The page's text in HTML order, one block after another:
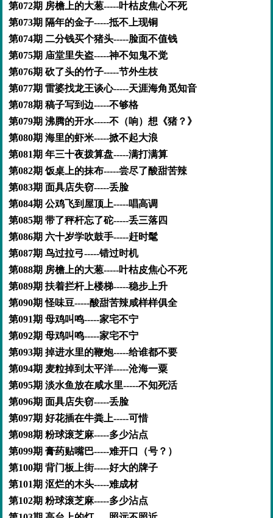
第072期 房檐上的大葱-----叶枯皮焦心不死
第073期 隔年的金子-----抵不上现铜
第074期 二分钱买个猪头-----脸面不值钱
第075期 庙堂里失盗-----神不知鬼不觉
第076期 砍了头的竹子-----节外生枝
第077期 雷婆找龙王谈心-----天涯海角觅知音
第078期 稿子写到边-----不够格
第079期 沸腾的开水-----不（响）想《猪？》
第080期 海里的虾米-----掀不起大浪
第081期 年三十夜拨算盘-----满打满算
第082期 饭桌上的抹布-----尝尽了酸甜苦辣
第083期 面具店失窃-----丢脸
第084期 公鸡飞到屋顶上-----唱高调
第085期 带了秤杆忘了砣-----丢三落四
第086期 六十岁学吹鼓手-----赶时髦
第087期 鸟过拉弓-----错过时机
第088期 房檐上的大葱-----叶枯皮焦心不死
第089期 扶着拦杆上楼梯-----稳步上升
第090期 怪味豆-----酸甜苦辣咸样样俱全
第091期 母鸡叫鸣-----家宅不宁
第092期 母鸡叫鸣-----家宅不宁
第093期 掉进水里的鞭炮-----给谁都不要
第094期 麦粒掉到太平洋-----沧海一粟
第095期 淡水鱼放在咸水里-----不知死活
第096期 面具店失窃-----丢脸
第097期 好花插在牛粪上-----可惜
第098期 粉球滚芝麻-----多少沾点
第099期 膏药贴嘴巴-----难开口（号？）
第100期 背门板上街-----好大的牌子
第101期 沤烂的木头-----难成材
第102期 粉球滚芝麻-----多少沾点